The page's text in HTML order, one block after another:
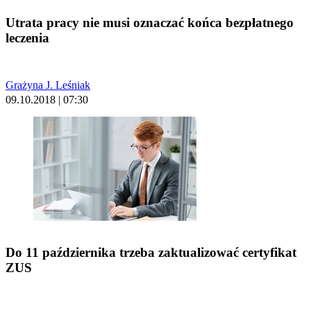
Utrata pracy nie musi oznaczać końca bezpłatnego
leczenia
Grażyna J. Leśniak
09.10.2018 | 07:30
Do 11 października trzeba zaktualizować certyfikat
ZUS